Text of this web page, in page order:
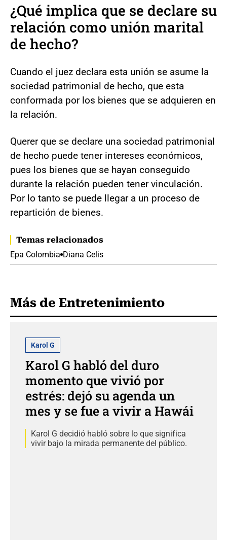
¿Qué implica que se declare su
relación como unión marital
de hecho?
Cuando el juez declara esta unión se asume la
sociedad patrimonial de hecho, que esta
conformada por los bienes que se adquieren en
la relación.
Querer que se declare una sociedad patrimonial
de hecho puede tener intereses económicos,
pues los bienes que se hayan conseguido
durante la relación pueden tener vinculación.
Por lo tanto se puede llegar a un proceso de
repartición de bienes.
Temas relacionados
Epa Colombia Diana Celis
Más de Entretenimiento
Karol G
Karol G habló del duro
momento que vivió por
estrés: dejó su agenda un
mes y se fue a vivir a Hawái
Karol G decidió habló sobre lo que significa
vivir bajo la mirada permanente del público.